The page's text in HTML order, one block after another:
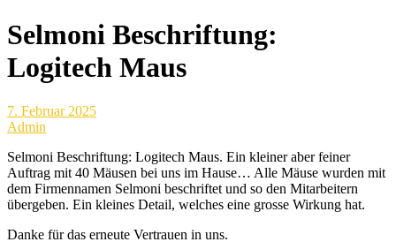
Selmoni Beschriftung:
Logitech Maus
7. Februar 2025
Admin
Selmoni Beschriftung: Logitech Maus. Ein kleiner aber feiner
Auftrag mit 40 Mäusen bei uns im Hause… Alle Mäuse wurden mit
dem Firmennamen Selmoni beschriftet und so den Mitarbeitern
übergeben. Ein kleines Detail, welches eine grosse Wirkung hat.
Danke für das erneute Vertrauen in uns.